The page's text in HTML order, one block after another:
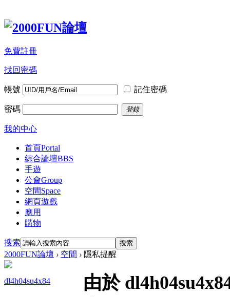
免費註冊
找回密碼
帳號 記住密碼
密碼 登錄
我的中心
首頁Portal
綜合論壇BBS
手遊
公會Group
空間Space
網頁遊戲
應用
購物
搜索 搜索
2000FUN論壇 › 空間 › 隱私提醒
dl4h04su4x84
由於